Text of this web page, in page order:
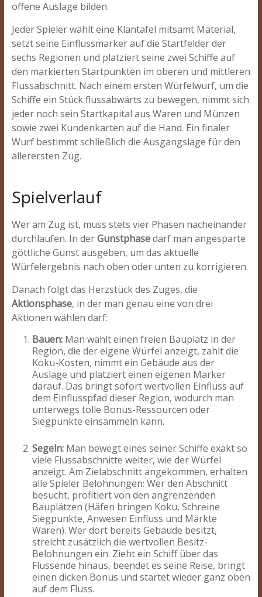
offene Auslage bilden.
Jeder Spieler wählt eine Klantafel mitsamt Material,
setzt seine Einflussmarker auf die Startfelder der
sechs Regionen und platziert seine zwei Schiffe auf
den markierten Startpunkten im oberen und mittleren
Flussabschnitt. Nach einem ersten Würfelwurf, um die
Schiffe ein Stück flussabwärts zu bewegen, nimmt sich
jeder noch sein Startkapital aus Waren und Münzen
sowie zwei Kundenkarten auf die Hand. Ein finaler
Wurf bestimmt schließlich die Ausgangslage für den
allerersten Zug.
Spielverlauf
Wer am Zug ist, muss stets vier Phasen nacheinander
durchlaufen. In derGunstphasedarf man angesparte
göttliche Gunst ausgeben, um das aktuelle
Würfelergebnis nach oben oder unten zu korrigieren.
Danach folgt das Herzstück des Zuges, die
Aktionsphase, in der man genau eine von drei
Aktionen wählen darf:
Bauen:Man wählt einen freien Bauplatz in der
Region, die der eigene Würfel anzeigt, zahlt die
Koku-Kosten, nimmt ein Gebäude aus der
Auslage und platziert einen eigenen Marker
darauf. Das bringt sofort wertvollen Einfluss auf
dem Einflusspfad dieser Region, wodurch man
unterwegs tolle Bonus-Ressourcen oder
Siegpunkte einsammeln kann.
Segeln:Man bewegt eines seiner Schiffe exakt so
viele Flussabschnitte weiter, wie der Würfel
anzeigt. Am Zielabschnitt angekommen, erhalten
alle Spieler Belohnungen: Wer den Abschnitt
besucht, profitiert von den angrenzenden
Bauplätzen (Häfen bringen Koku, Schreine
Siegpunkte, Anwesen Einfluss und Märkte
Waren). Wer dort bereits Gebäude besitzt,
streicht zusätzlich die wertvollen Besitz-
Belohnungen ein. Zieht ein Schiff über das
Flussende hinaus, beendet es seine Reise, bringt
einen dicken Bonus und startet wieder ganz oben
auf dem Fluss.